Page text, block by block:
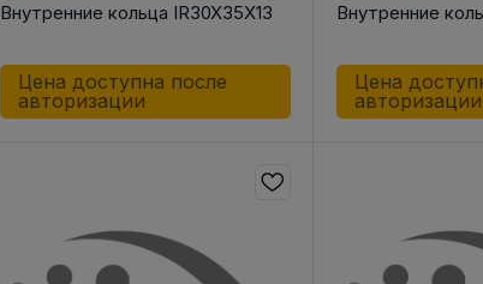
Внутренние кольца IR30X35X13
Цена доступна после
авторизации
Внутренние
Цена
авторизации